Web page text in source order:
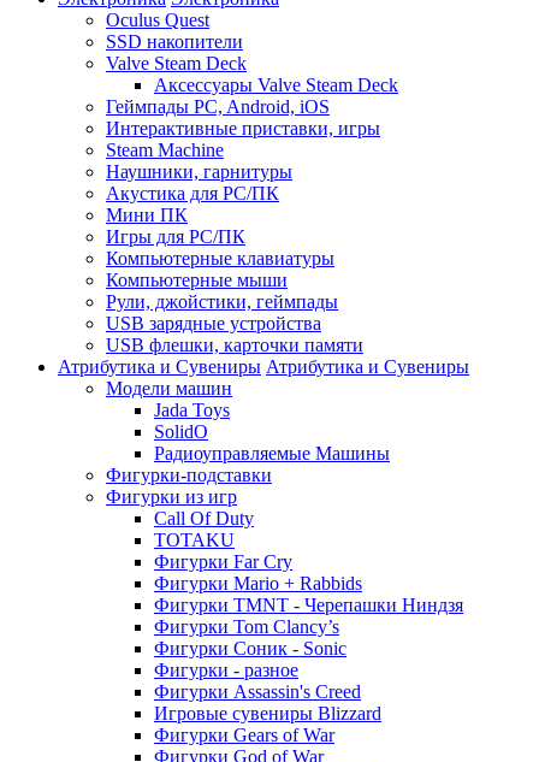
Oculus Quest
SSD накопители
Valve Steam Deck
Аксессуары Valve Steam Deck
Геймпады PC, Android, iOS
Интерактивные приставки, игры
Steam Machine
Наушники, гарнитуры
Акустика для PC/ПК
Мини ПК
Игры для PC/ПК
Компьютерные клавиатуры
Компьютерные мыши
Рули, джойстики, геймпады
USB зарядные устройства
USB флешки, карточки памяти
Атрибутика и Сувениры Атрибутика и Сувениры
Модели машин
Jada Toys
SolidO
Радиоуправляемые Машины
Фигурки-подставки
Фигурки из игр
Call Of Duty
TOTAKU
Фигурки Far Cry
Фигурки Mario + Rabbids
Фигурки TMNT - Черепашки Ниндзя
Фигурки Tom Clancy’s
Фигурки Соник - Sonic
Фигурки - разное
Фигурки Assassin's Creed
Игровые сувениры Blizzard
Фигурки Gears of War
Фигурки God of War